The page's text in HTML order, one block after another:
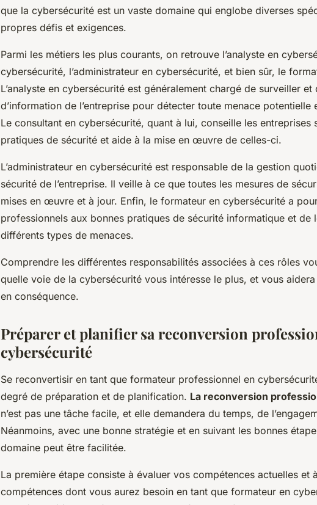
que la cybersécurité est un vaste domaine qui englobe diverses
propres défis et exigences.
Parmi les métiers les plus courants, on retrouve l’analyste en
cybersécurité, l’administrateur en cybersécurité, et bien sûr, le
L’analyste en cybersécurité est généralement chargé de surveiller et
d’information de l’entreprise pour détecter toute menace potentielle
Le consultant en cybersécurité, quant à lui, conseille les entreprises
pratiques de sécurité et aide à la mise en œuvre de celles-ci.
L’administrateur en cybersécurité est responsable de la gestion
sécurité de l’entreprise. Il veille à ce que toutes les mesures de
mises en œuvre et à jour. Enfin, le formateur en cybersécurité a
professionnels aux bonnes pratiques de sécurité informatique et de
différents types de menaces.
Comprendre les différentes responsabilités associées à ces rôles
quelle voie de la cybersécurité vous intéresse le plus, et vous
en conséquence.
Préparer et planifier sa reconversion
cybersécurité
Se reconvertisir en tant que formateur professionnel en
degré de préparation et de planification. La reconversion
n’est pas une tâche facile, et elle demandera du temps, de
Néanmoins, avec une bonne stratégie et en suivant les bonnes
domaine peut être facilitée.
La première étape consiste à évaluer vos compétences actuelles et
compétences dont vous aurez besoin en tant que formateur en